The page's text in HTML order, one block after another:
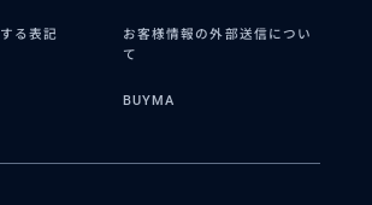
る表記
お客様情報の外部送信につい
て
BUYMA